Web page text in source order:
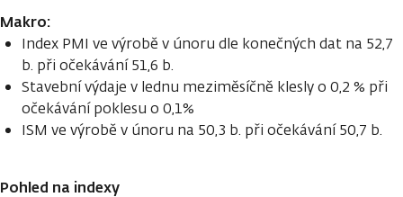
Makro:
Index PMI ve výrobě v únoru dle konečných dat na 52,7
b. při očekávání 51,6 b.
Stavební výdaje v lednu meziměsíčně klesly o 0,2 % při
očekávání poklesu o 0,1%
ISM ve výrobě v únoru na 50,3 b. při očekávání 50,7 b.
Pohled na indexy